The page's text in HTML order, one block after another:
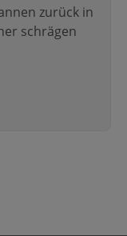
zurück in
schrägen